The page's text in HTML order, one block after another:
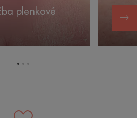
plenkové
a